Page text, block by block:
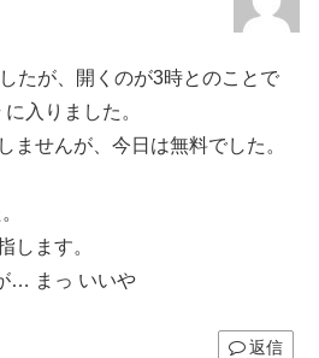
たが、開くのが3時とのことで
入りました。
ませんが、今日は無料でした。
します。
… まっ いいや
返信